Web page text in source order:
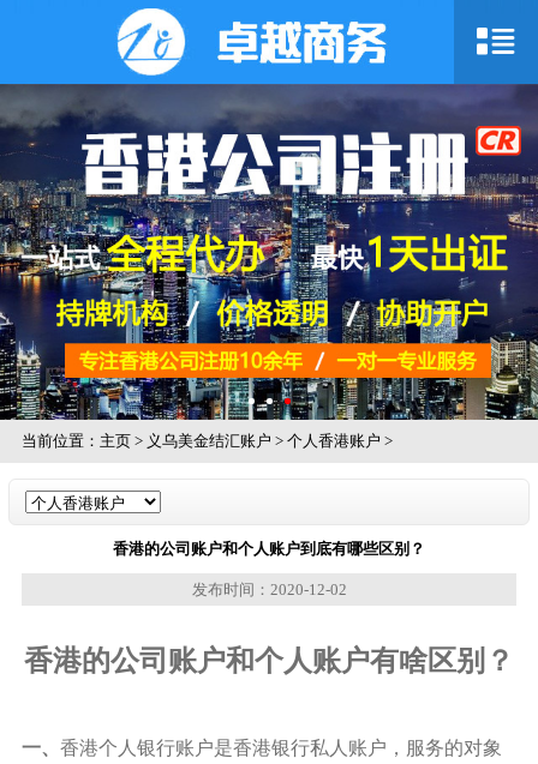
当前位置： 主页> 义乌美金结汇账户 > 个人香港账户 >
香港的公司账户和个人账户到底有哪些区别？
发布时间：2020-12-02
香港的公司账户和个人账户有啥区别？
一、 香港个人银行账户是香港银行私人账户，服务的对象